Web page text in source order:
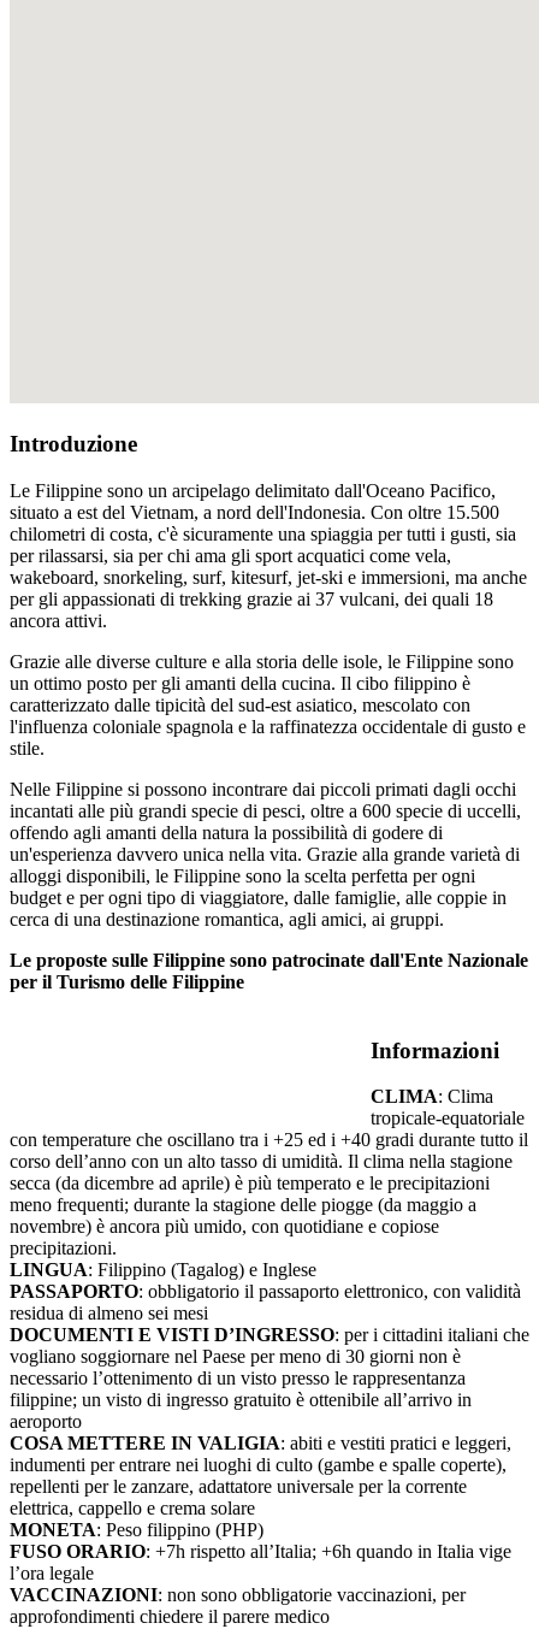
Introduzione
Le Filippine sono un arcipelago delimitato dall'Oceano Pacifico,
situato a est del Vietnam, a nord dell'Indonesia. Con oltre 15.500
chilometri di costa, c'è sicuramente una spiaggia per tutti i gusti, sia
per rilassarsi, sia per chi ama gli sport acquatici come vela,
wakeboard, snorkeling, surf, kitesurf, jet-ski e immersioni, ma anche
per gli appassionati di trekking grazie ai 37 vulcani, dei quali 18
ancora attivi.
Grazie alle diverse culture e alla storia delle isole, le Filippine sono
un ottimo posto per gli amanti della cucina. Il cibo filippino è
caratterizzato dalle tipicità del sud-est asiatico, mescolato con
l'influenza coloniale spagnola e la raffinatezza occidentale di gusto e
stile.
Nelle Filippine si possono incontrare dai piccoli primati dagli occhi
incantati alle più grandi specie di pesci, oltre a 600 specie di uccelli,
offendo agli amanti della natura la possibilità di godere di
un'esperienza davvero unica nella vita. Grazie alla grande varietà di
alloggi disponibili, le Filippine sono la scelta perfetta per ogni
budget e per ogni tipo di viaggiatore, dalle famiglie, alle coppie in
cerca di una destinazione romantica, agli amici, ai gruppi.
Le proposte sulle Filippine sono patrocinate dall'Ente Nazionale
per il Turismo delle Filippine
Informazioni
CLIMA: Clima
tropicale-equatoriale
con temperature che oscillano tra i +25 ed i +40 gradi durante tutto il
corso dell’anno con un alto tasso di umidità. Il clima nella stagione
secca (da dicembre ad aprile) è più temperato e le precipitazioni
meno frequenti; durante la stagione delle piogge (da maggio a
novembre) è ancora più umido, con quotidiane e copiose
precipitazioni.
LINGUA: Filippino (Tagalog) e Inglese
PASSAPORTO: obbligatorio il passaporto elettronico, con validità
residua di almeno sei mesi
DOCUMENTI E VISTI D’INGRESSO: per i cittadini italiani che
vogliano soggiornare nel Paese per meno di 30 giorni non è
necessario l’ottenimento di un visto presso le rappresentanza
filippine; un visto di ingresso gratuito è ottenibile all’arrivo in
aeroporto
COSA METTERE IN VALIGIA: abiti e vestiti pratici e leggeri,
indumenti per entrare nei luoghi di culto (gambe e spalle coperte),
repellenti per le zanzare, adattatore universale per la corrente
elettrica, cappello e crema solare
MONETA: Peso filippino (PHP)
FUSO ORARIO: +7h rispetto all’Italia; +6h quando in Italia vige
l’ora legale
VACCINAZIONI: non sono obbligatorie vaccinazioni, per
approfondimenti chiedere il parere medico